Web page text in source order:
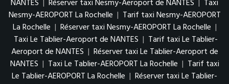
NANTES | Réserver taxi Nesmy-Aeroport de NANTES | Taxi
Nesmy-AEROPORT La Rochelle | Tarif taxi Nesmy-AEROPORT
La Rochelle | Réserver taxi Nesmy-AEROPORT La Rochelle |
Taxi Le Tablier-Aeroport de NANTES | Tarif taxi Le Tablier-
Aeroport de NANTES | Réserver taxi Le Tablier-Aeroport de
NANTES | Taxi Le Tablier-AEROPORT La Rochelle | Tarif taxi
Le Tablier-AEROPORT La Rochelle | Réserver taxi Le Tablier-